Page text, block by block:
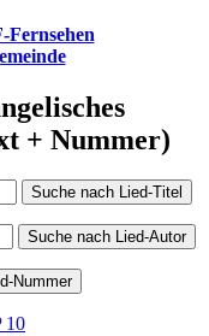
Fernsehen
+ Nummer)
10